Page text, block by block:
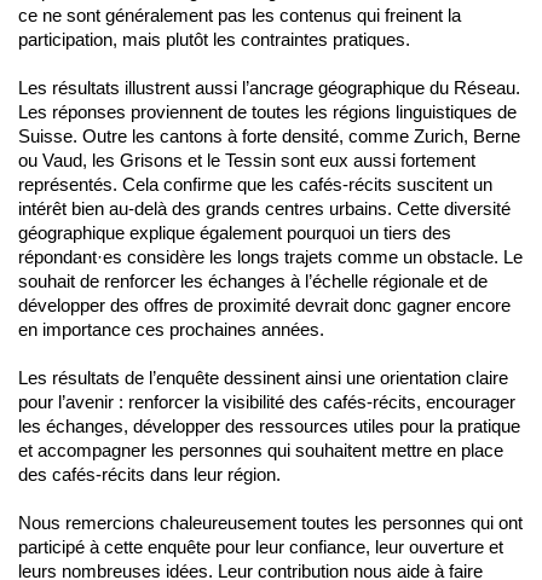
ce ne sont généralement pas les contenus qui freinent la
participation, mais plutôt les contraintes pratiques.
Les résultats illustrent aussi l’ancrage géographique du Réseau.
Les réponses proviennent de toutes les régions linguistiques de
Suisse. Outre les cantons à forte densité, comme Zurich, Berne
ou Vaud, les Grisons et le Tessin sont eux aussi fortement
représentés. Cela confirme que les cafés-récits suscitent un
intérêt bien au-delà des grands centres urbains. Cette diversité
géographique explique également pourquoi un tiers des
répondant·es considère les longs trajets comme un obstacle. Le
souhait de renforcer les échanges à l’échelle régionale et de
développer des offres de proximité devrait donc gagner encore
en importance ces prochaines années.
Les résultats de l’enquête dessinent ainsi une orientation claire
pour l’avenir : renforcer la visibilité des cafés-récits, encourager
les échanges, développer des ressources utiles pour la pratique
et accompagner les personnes qui souhaitent mettre en place
des cafés-récits dans leur région.
Nous remercions chaleureusement toutes les personnes qui ont
participé à cette enquête pour leur confiance, leur ouverture et
leurs nombreuses idées. Leur contribution nous aide à faire